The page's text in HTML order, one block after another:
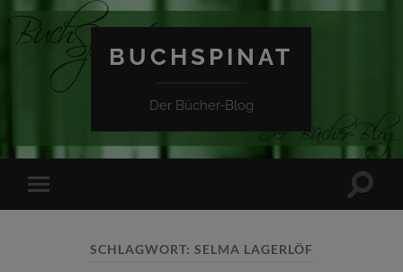
BUCHSPINAT
Der Bücher-Blog
Mobile-
Menü
SCHLAGWORT: SELMA LAGERLÖF